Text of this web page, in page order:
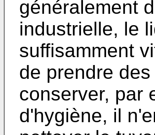
généralement
industrielle, le
suffisamment
de prendre
conserver, par
d'hygiène, il